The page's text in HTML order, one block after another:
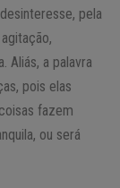
pela
Aliás, a palavra
pois elas
fazem
ou será